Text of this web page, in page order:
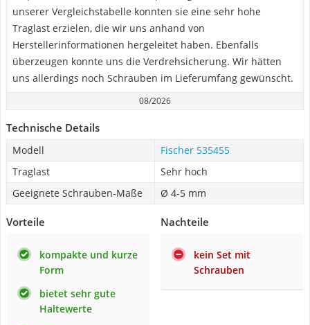
unserer Vergleichstabelle konnten sie eine sehr hohe
Traglast erzielen, die wir uns anhand von
Herstellerinformationen hergeleitet haben. Ebenfalls
überzeugen konnte uns die Verdrehsicherung. Wir hätten
uns allerdings noch Schrauben im Lieferumfang gewünscht.
08/2026
Technische Details
Modell
Fischer 535455
Traglast
Sehr hoch
Geeignete Schrauben-Maße
Ø 4-5 mm
Vorteile
kompakte und kurze
Form
bietet sehr gute
Haltewerte
Nachteile
kein Set mit
Schrauben